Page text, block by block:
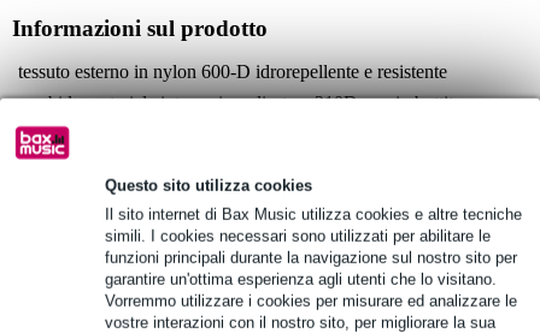
Questo sito utilizza cookies
Il sito internet di Bax Music utilizza cookies e altre tecniche
simili. I cookies necessari sono utilizzati per abilitare le
funzioni principali durante la navigazione sul nostro sito per
garantire un'ottima esperienza agli utenti che lo visitano.
Vorremmo utilizzare i cookies per misurare ed analizzare le
vostre interazioni con il nostro sito, per migliorare la sua
Informazioni sul prodotto
tessuto esterno in nylon 600-D idrorepellente e resistente
morbido materiale interno in poliestere 210D con imbottitura
protettiva
taglio sulla maniglia superiore con chiusura in velcro
Specifiche complete
Vedi anche (1)